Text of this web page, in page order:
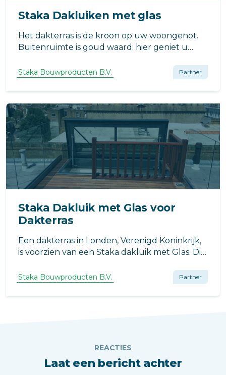
Staka Dakluiken met glas
Het dakterras is de kroon op uw woongenot.
Buitenruimte is goud waard: hier geniet u
begint met de opgang naar het terras. Dat is
het uitgangspunt achter het dakluik met glas.
Staka Bouwproducten B.V. Partner
Staka Dakluik met Glas voor
Dakterras
Een dakterras in Londen, Verenigd Koninkrijk,
is voorzien van een Staka dakluik met Glas. Dit
over de stad en een comfortabele plek om
Staka Bouwproducten B.V. Partner
REACTIES
Laat een bericht achter